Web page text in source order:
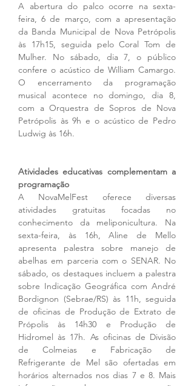
A abertura do palco ocorre na sexta-
feira, 6 de março, com a apresentação
da Banda Municipal de Nova Petrópolis
às 17h15, seguida pelo Coral Tom de
Mulher. No sábado, dia 7, o público
confere o acústico de William Camargo.
O encerramento da programação
musical acontece no domingo, dia 8,
com a Orquestra de Sopros de Nova
Petrópolis às 9h e o acústico de Pedro
Ludwig às 16h.
Atividades educativas complementam a
programação
A NovaMelFest oferece diversas
atividades gratuitas focadas no
conhecimento da meliponicultura. Na
sexta-feira, às 16h, Aline de Mello
apresenta palestra sobre manejo de
abelhas em parceria com o SENAR. No
sábado, os destaques incluem a palestra
sobre Indicação Geográfica com André
Bordignon (Sebrae/RS) às 11h, seguida
de oficinas de Produção de Extrato de
Própolis às 14h30 e Produção de
Hidromel às 17h. As oficinas de Divisão
de Colmeias e Fabricação de
Refrigerante de Mel são ofertadas em
horários alternados nos dias 7 e 8. Mais